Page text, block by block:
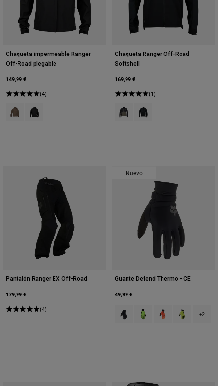
Chaqueta impermeable Ranger
Off-Road plegable
149,99 €
(4)
Product swatch type of Fresno.
Product swatch type of Negro.
Chaqueta Ranger Off-Road
Softshell
169,99 €
(1)
Product swatch type of Fresno.
Product swatch type of
Pantalón Ranger EX Off-Road
179,99 €
(4)
Nuevo
Guante Defend Thermo - CE
49,99 €
Product swatch type of Negro.
Product swatch type of
Product swatch
Product+2